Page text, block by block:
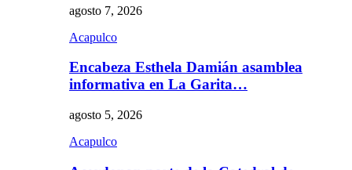
agosto 7, 2026
Acapulco
Encabeza Esthela Damián asamblea
informativa en La Garita…
agosto 5, 2026
Acapulco